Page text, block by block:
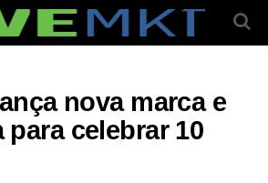
nova marca e
para celebrar 10